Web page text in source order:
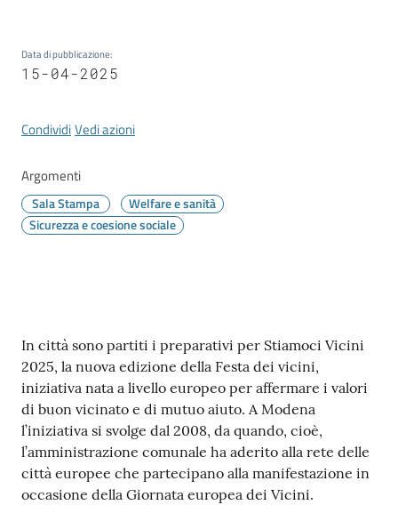
Argomenti
Seguici
Data di pubblicazione:
15-04-2025
CondividiVedi azioni
Argomenti
Sala Stampa
Welfare e sanità
Sicurezza e coesione sociale
Contenuto
In città sono partiti i preparativi per Stiamoci Vicini
2025, la nuova edizione della Festa dei vicini,
iniziativa nata a livello europeo per affermare i valori
di buon vicinato e di mutuo aiuto. A Modena
l’iniziativa si svolge dal 2008, da quando, cioè,
l’amministrazione comunale ha aderito alla rete delle
città europee che partecipano alla manifestazione in
occasione della Giornata europea dei Vicini.